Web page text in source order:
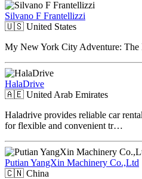
Silvano F Frantellizzi
🇺🇸 United States
My New York City Adventure: The
HalaDrive
🇦🇪 United Arab Emirates
Haladrive provides reliable car
for flexible and convenient tr…
Putian YangXin Machinery Co.,Ltd
🇨🇳 China